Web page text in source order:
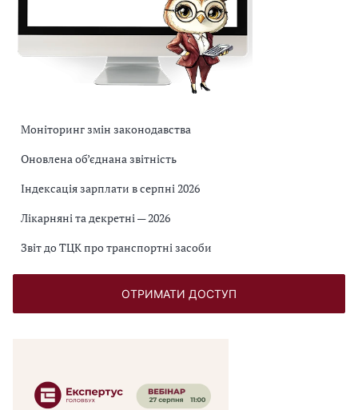
Моніторинг змін законодавства
Оновлена об’єднана звітність
Індексація зарплати в серпні 2026
Лікарняні та декретні — 2026
Звіт до ТЦК про транспортні засоби
ОТРИМАТИ ДОСТУП